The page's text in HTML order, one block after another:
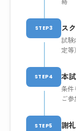
STEP3 ス
試
定
STEP4 本
条
ご参
STEP5 謝